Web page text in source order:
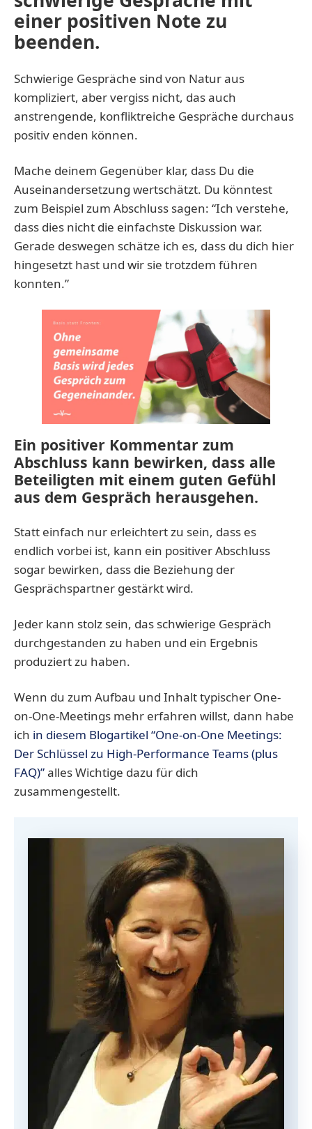
einer positiven Note zu
beenden.
Schwierige Gespräche sind von Natur aus
kompliziert, aber vergiss nicht, das auch
anstrengende, konfliktreiche Gespräche durchaus
positiv enden können.
Mache deinem Gegenüber klar, dass Du die
Auseinandersetzung wertschätzt. Du könntest
zum Beispiel zum Abschluss sagen: “Ich verstehe,
dass dies nicht die einfachste Diskussion war.
Gerade deswegen schätze ich es, dass du dich hier
hingesetzt hast und wir sie trotzdem führen
konnten.”
Ein positiver Kommentar zum
Abschluss kann bewirken, dass alle
Beteiligten mit einem guten Gefühl
aus dem Gespräch herausgehen.
Statt einfach nur erleichtert zu sein, dass es
endlich vorbei ist, kann ein positiver Abschluss
sogar bewirken, dass die Beziehung der
Gesprächspartner gestärkt wird.
Jeder kann stolz sein, das schwierige Gespräch
durchgestanden zu haben und ein Ergebnis
produziert zu haben.
Wenn du zum Aufbau und Inhalt typischer One-
on-One-Meetings mehr erfahren willst, dann habe
ich in diesem Blogartikel “One-on-One Meetings:
Der Schlüssel zu High-Performance Teams (plus
FAQ)”alles Wichtige dazu für dich
zusammengestellt.